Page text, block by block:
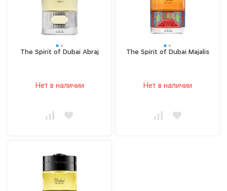
The Spirit of Dubai Abraj
Нет в наличии
The Spirit of Dubai Majalis
Нет в наличии